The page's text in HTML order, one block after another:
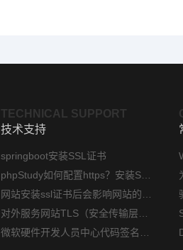
TECHNICAL SUPPORT
技术支持
springboot安装SSL证书